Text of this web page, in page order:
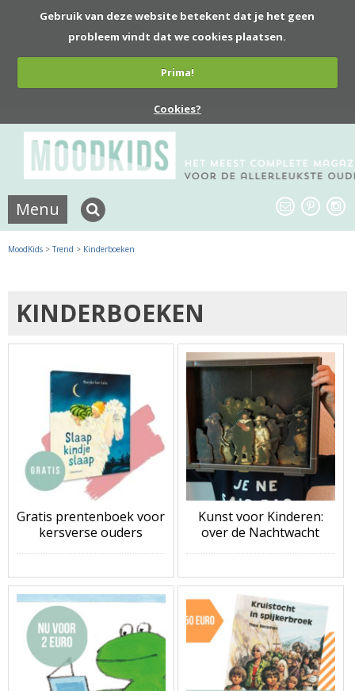
Gebruik van deze website betekent dat je het geen
probleem vindt dat we cookies plaatsen.
Prima!
Cookies?
Menu
MoodKids >Trend > Kinderboeken
KINDERBOEKEN
Gratis prentenboek voor
kersverse ouders
Kunst voor Kinderen:
over de Nachtwacht